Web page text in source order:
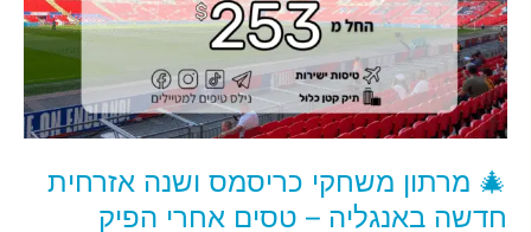
🎄 מרתון משחקי כריסמס ושנה אזרחית
חדשה באנגליה – טסים אחרי הפיק
ושנה
אזרחית
חדשה
באנגליה
–
אחרי
הפיק